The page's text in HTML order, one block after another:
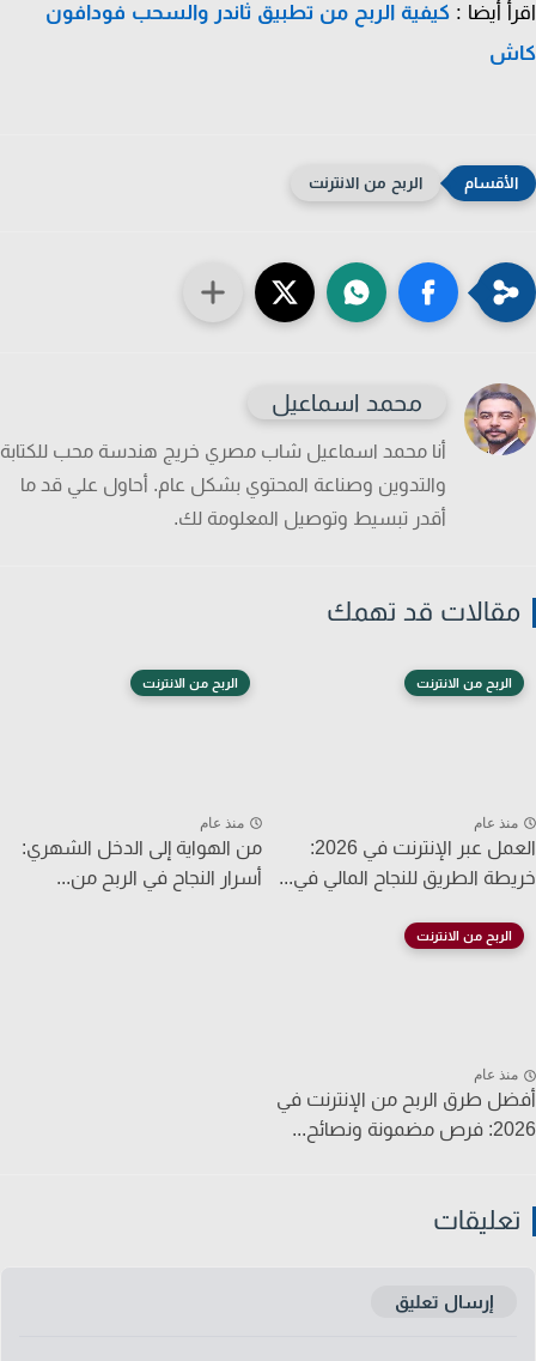
أيضا :كيفية الربح من تطبيق ثاندر والسحب فودافون
الربح من الانترنت
محمد اسماعيل
أنا محمد اسماعيل شاب مصري خريج هندسة محب للكتابة
والتدوين وصناعة المحتوي بشكل عام. أحاول علي قد ما
أقدر تبسيط وتوصيل المعلومة لك.
قد تهمك
الربح من الانترنت
عام
العمل عبر الإنترنت في 2026:
الطريق للنجاح المالي في...
الربح من الانترنت
منذ عام
من الهواية إلى الدخل الشهري:
أسرار النجاح في الربح من...
الربح من الانترنت
عام
طرق الربح من الإنترنت في
ونصائح...
إرسال تعليق